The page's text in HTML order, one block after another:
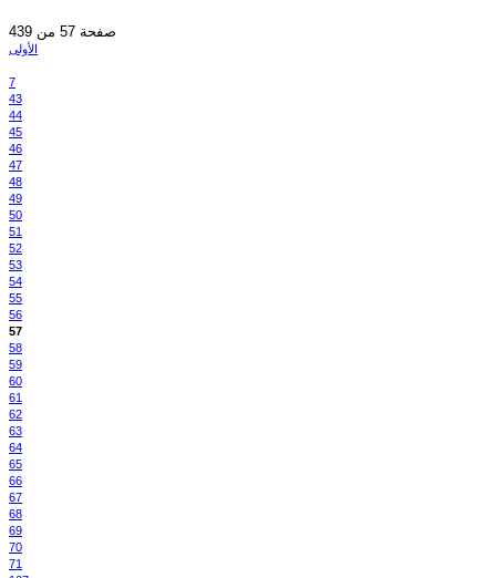
صفحة 57 من 439
الأولى
7
43
44
45
46
47
48
49
50
51
52
53
54
55
56
57
58
59
60
61
62
63
64
65
66
67
68
69
70
71